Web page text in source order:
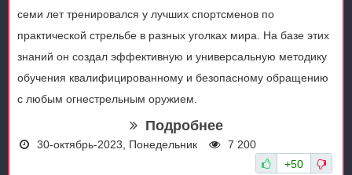
семи лет тренировался у лучших спортсменов по
практической стрельбе в разных уголках мира. На базе этих
знаний он создал эффективную и универсальную методику
обучения квалифицированному и безопасному обращению
с любым огнестрельным оружием.
Подробнее
30-октябрь-2023, Понедельник
7 200
+50